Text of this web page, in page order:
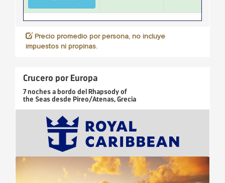
Precio promedio por persona, no incluye
impuestos ni propinas.
Crucero por Europa
7 nochesa bordo delRhapsody of
the Seasdesde Pireo/Atenas, Grecia